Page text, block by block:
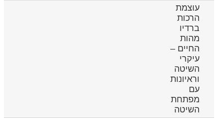
עוצמת
הרכות
ברדיו
מהות
החיים –
עיקרי
השיטה
וראיונות
עם
מפתחת
השיטה